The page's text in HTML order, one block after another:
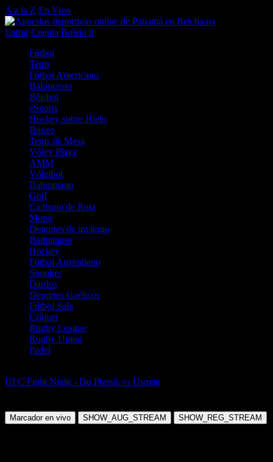
A a la Z En Vivo
Entrar Cuenta Boleto 0
Fútbol
Tenis
Fútbol Americano
Baloncesto
Béisbol
eSports
Hockey sobre Hielo
Boxeo
Tenis de Mesa
Vóley Playa
AMM
Vóleibol
Balonmano
Golf
Ciclismo de Ruta
Motor
Deportes de invierno
Badminton
Hockey
Fútbol Australiano
Snooker
Dardos
Deportes Gaélicos
Fútbol Sala
Críquet
Rugby League
Rugby Union
Padel
UFC Fight Night - Du Plessis vs Usman
Marcador en vivo SHOW_AUG_STREAM SHOW_REG_STREAM